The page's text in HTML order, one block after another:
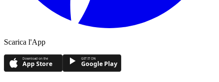
Scarica l'App
Download on the
App Store
GET IT ON
Google Play